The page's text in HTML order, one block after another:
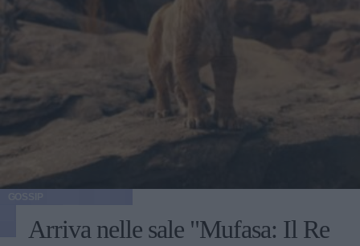
Arriva nelle sale "Mufasa: Il Re